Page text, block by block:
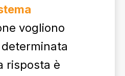
vogliono
risposta è